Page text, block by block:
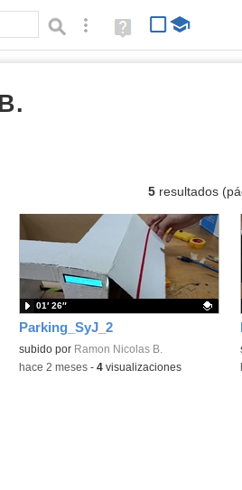
Búsqueda avanzada
Ayuda
(en
5resultados
Parking_SyJ_2
Contenido educativo.
subido por Ramon Nicolas B.
01′ 26″
-hace 2 meses- 4visualizaciones